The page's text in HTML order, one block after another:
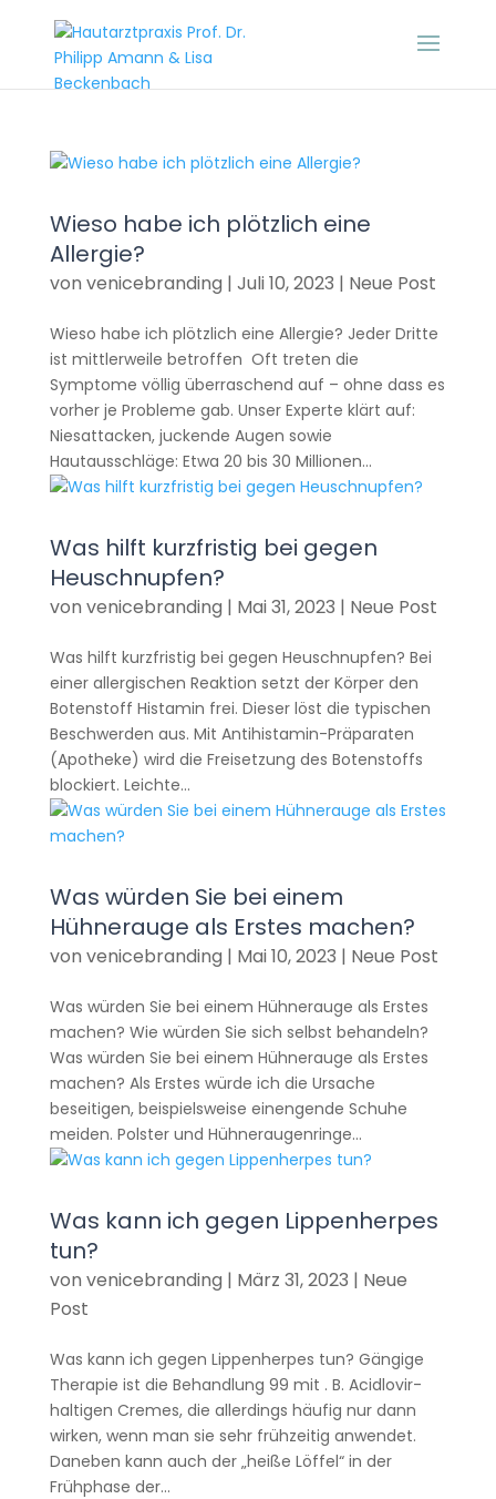
Wieso habe ich plötzlich eine
Allergie?
von venicebranding | Juli 10, 2023 | Neue Post
Wieso habe ich plötzlich eine Allergie? Jeder Dritte
ist mittlerweile betroffen Oft treten die
Symptome völlig überraschend auf – ohne dass es
vorher je Probleme gab. Unser Experte klärt auf:
Niesattacken, juckende Augen sowie
Hautausschläge: Etwa 20 bis 30 Millionen...
Was hilft kurzfristig bei gegen
Heuschnupfen?
von venicebranding | Mai 31, 2023 | Neue Post
Was hilft kurzfristig bei gegen Heuschnupfen? Bei
einer allergischen Reaktion setzt der Körper den
Botenstoff Histamin frei. Dieser löst die typischen
Beschwerden aus. Mit Antihistamin-Präparaten
(Apotheke) wird die Freisetzung des Botenstoffs
blockiert. Leichte...
Was würden Sie bei einem
Hühnerauge als Erstes machen?
von venicebranding | Mai 10, 2023 | Neue Post
Was würden Sie bei einem Hühnerauge als Erstes
machen? Wie würden Sie sich selbst behandeln?
Was würden Sie bei einem Hühnerauge als Erstes
machen? Als Erstes würde ich die Ursache
beseitigen, beispielsweise einengende Schuhe
meiden. Polster und Hühneraugenringe...
Was kann ich gegen Lippenherpes
tun?
von venicebranding | März 31, 2023 | Neue
Post
Was kann ich gegen Lippenherpes tun? Gängige
Therapie ist die Behandlung 99 mit . B. Acidlovir-
haltigen Cremes, die allerdings häufig nur dann
wirken, wenn man sie sehr frühzeitig anwendet.
Daneben kann auch der „heiße Löffel“ in der
Frühphase der...